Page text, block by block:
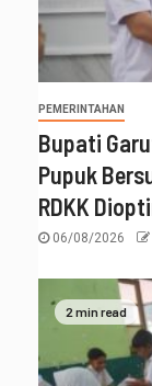
PEMERINTAHAN
Bupati
Pupuk
RDKK
06/08/2026
2 min read